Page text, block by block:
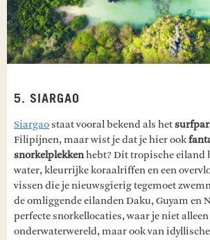
5. SIARGAO
Siargaostaat vooral bekend als het
Filipijnen, maar wist je dat je hier ook
snorkelplekkenhebt? Dit tropische eiland
water, kleurrijke koraalriffen en een
vissen die je nieuwsgierig tegemoet
de omliggende eilanden Daku, Guyam en
perfecte snorkellocaties, waar je niet
onderwaterwereld, maar ook van